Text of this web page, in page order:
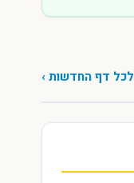
לכל דף החדשות ›